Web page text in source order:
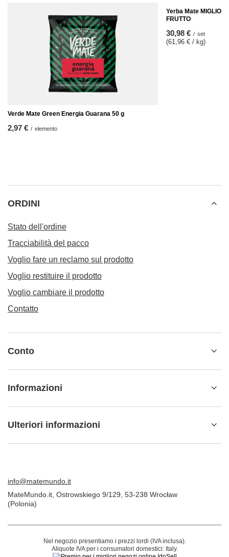
Verde Mate Green Energia Guarana 50 g
2,97 € / elemento
Yerba Mate
FRUTTO
30,98 € / set
(61,96 € / kg)
ORDINI
Stato dell'ordine
Tracciabilità del pacco
Voglio fare un reclamo sul prodotto
Voglio restituire il prodotto
Voglio cambiare il prodotto
Contatto
Conto
Informazioni
Ulteriori informazioni
info@matemundo.it
MateMundo.it Ostrowskiego 9/129 53-238 Wrocław
(Polonia)
Nel negozio presentiamo i prezzi lordi (IVA inclusa).
Aliquote IVA per i consumatori domestici: Italy.